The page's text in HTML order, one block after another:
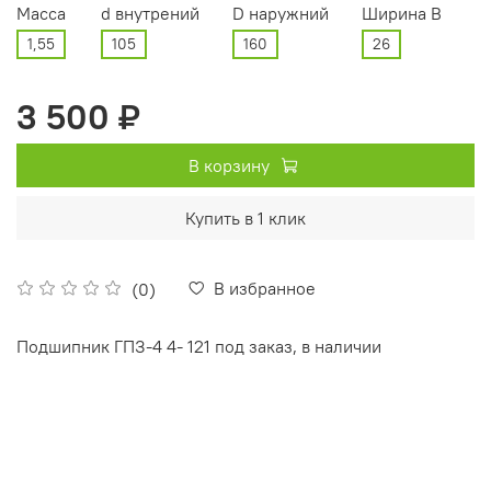
(0) В избранное
Масса
1,55
d внутрений
105
D наружний
160
Ширина В
26
3 500 ₽
В корзину
Купить в 1 клик
Подшипник ГПЗ-4 4- 121 под заказ, в наличии